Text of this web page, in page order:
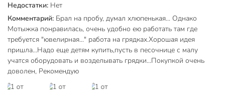
Недостатки: Нет
Комментарий: Брал на пробу, думал хлюпенькая... Однако
Мотыжка понравилась, очень удобно ею работать там где
требуется "ювелирная..." работа на грядках.Хорошая идея
пришла...Надо еще детям купить,пусть в песочнице с малу
учатся оборудовать и возделывать грядки...Покупкой очень
доволен, Рекомендую